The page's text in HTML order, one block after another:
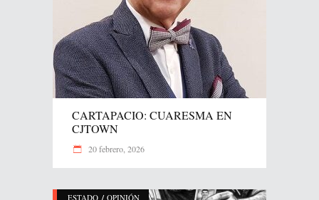
CARTAPACIO: CUARESMA EN
CJTOWN
20 febrero, 2026
ESTADO OPINIÓN